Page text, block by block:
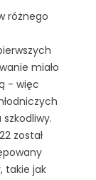
różnego
miało
- więc
został
takie jak